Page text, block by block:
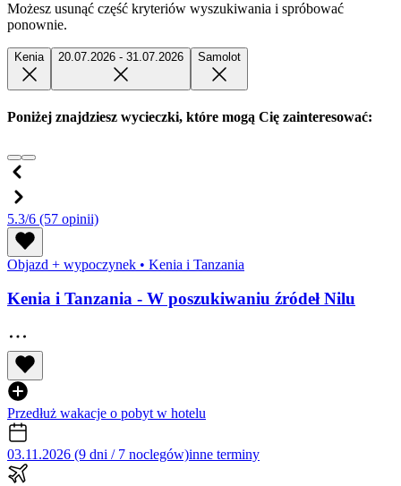
Możesz usunąć część kryteriów wyszukiwania i spróbować
ponownie.
Kenia 20.07.2026 - 31.07.2026 Samolot
Poniżej znajdziesz wycieczki, które mogą Cię zainteresować:
5.3/6 (57 opinii)
Objazd + wypoczynek • Kenia i Tanzania
Kenia i Tanzania - W poszukiwaniu źródeł Nilu
Przedłuż wakacje o pobyt w hotelu
03.11.2026 (9 dni / 7 noclegów)inne terminy